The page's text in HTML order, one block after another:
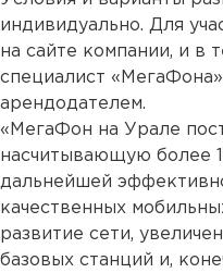
индивидуально. Для
на сайте компании, и в
специалист
арендодателем.
«МегаФон на Урале
насчитывающую более
дальнейшей
качественных
развитие сети,
базовых станций и,